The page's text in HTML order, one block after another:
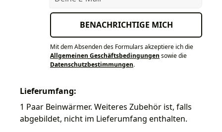
BENACHRICHTIGE MICH
Mit dem Absenden des Formulars akzeptiere ich die
Allgemeinen Geschäftsbedingungen sowie die
Datenschutzbestimmungen.
Lieferumfang:
1 Paar Beinwärmer. Weiteres Zubehör ist, falls
abgebildet, nicht im Lieferumfang enthalten.